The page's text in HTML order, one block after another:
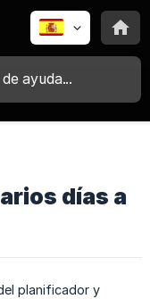
días a
planificador y